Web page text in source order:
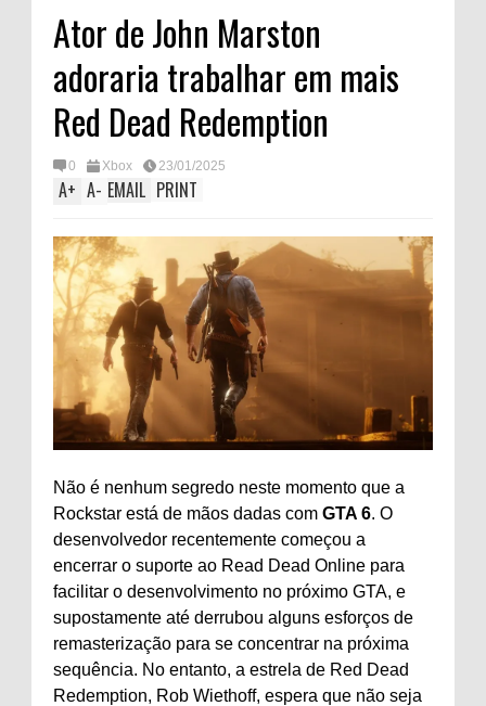
Ator de John Marston
adoraria trabalhar em mais
Red Dead Redemption
0 Xbox 23/01/2025
A+ A- EMAIL PRINT
Não é nenhum segredo neste momento que a
Rockstar está de mãos dadas com GTA 6. O
desenvolvedor recentemente começou a
encerrar o suporte ao Read Dead Online para
facilitar o desenvolvimento no próximo GTA, e
supostamente até derrubou alguns esforços de
remasterização para se concentrar na próxima
sequência. No entanto, a estrela de Red Dead
Redemption, Rob Wiethoff, espera que não seja